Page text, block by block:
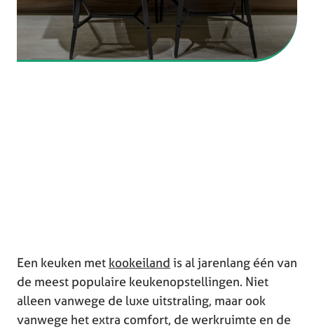
Een keuken met kookeiland is al jarenlang één van
de meest populaire keukenopstellingen. Niet
alleen vanwege de luxe uitstraling, maar ook
vanwege het extra comfort, de werkruimte en de